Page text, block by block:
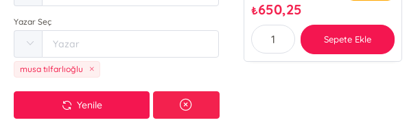
Yazar Seç
musa tılfarlıoğlu
Yenile
₺650,25
Sepete Ekle